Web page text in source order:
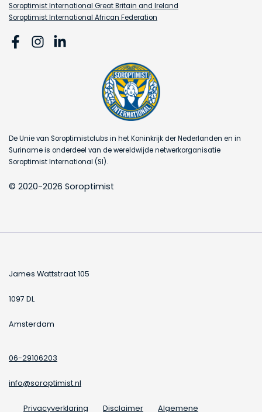
Soroptimist International Great Britain and Ireland
Soroptimist International African Federation
De Unie van Soroptimistclubs in het Koninkrijk der Nederlanden en in
Suriname is onderdeel van de wereldwijde netwerkorganisatie
Soroptimist International (SI).
© 2020-2026 Soroptimist
James Wattstraat 105
1097 DL
Amsterdam
06-29106203
info@soroptimist.nl
Privacyverklaring Disclaimer Algemene